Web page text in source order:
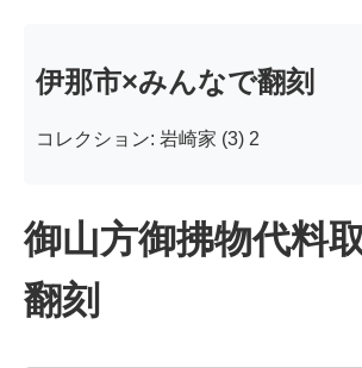
伊那市×みんなで翻刻
コレクション: 岩崎家 (3) 2
御山方御拂物代料
翻刻